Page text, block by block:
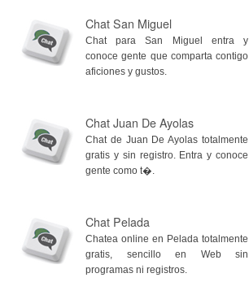
Chat San Miguel
Chat para San Miguel entra y
conoce gente que comparta contigo
aficiones y gustos.
Chat Juan De Ayolas
Chat de Juan De Ayolas totalmente
gratis y sin registro. Entra y conoce
gente como t�.
Chat Pelada
Chatea online en Pelada totalmente
gratis, sencillo en Web sin
programas ni registros.